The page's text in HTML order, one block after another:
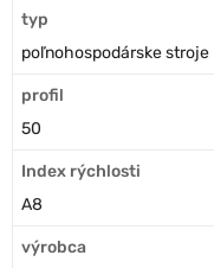
typ
poľnohospodárske stroje
profil
50
Index rýchlosti
A8
výrobca